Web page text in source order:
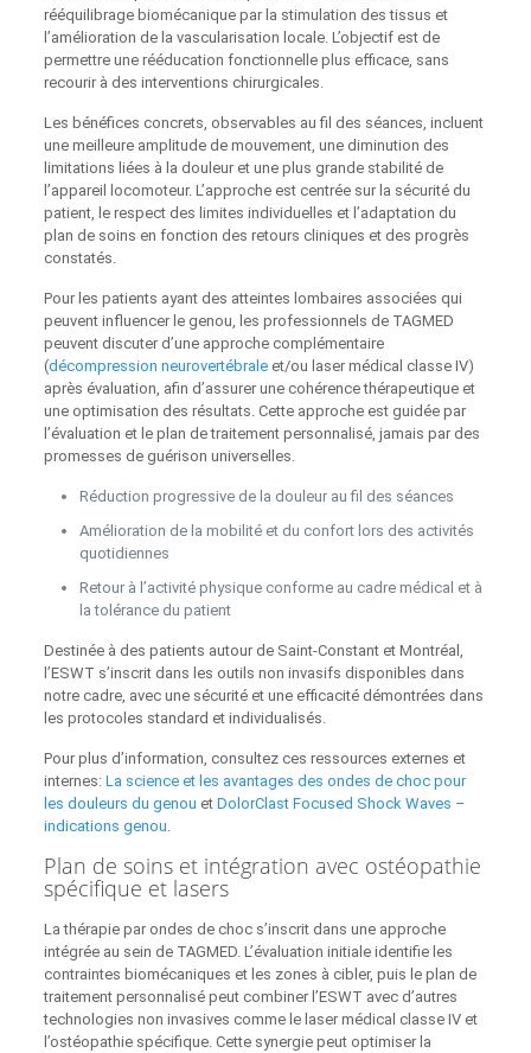
rééquilibrage biomécanique par la stimulation des tissus et
l’amélioration de la vascularisation locale. L’objectif est de
permettre une rééducation fonctionnelle plus efficace, sans
recourir à des interventions chirurgicales.
Les bénéfices concrets, observables au fil des séances, incluent
une meilleure amplitude de mouvement, une diminution des
limitations liées à la douleur et une plus grande stabilité de
l’appareil locomoteur. L’approche est centrée sur la sécurité du
patient, le respect des limites individuelles et l’adaptation du
plan de soins en fonction des retours cliniques et des progrès
constatés.
Pour les patients ayant des atteintes lombaires associées qui
peuvent influencer le genou, les professionnels de TAGMED
peuvent discuter d’une approche complémentaire
(décompression neurovertébraleet/ou laser médical classe IV)
après évaluation, afin d’assurer une cohérence thérapeutique et
une optimisation des résultats. Cette approche est guidée par
l’évaluation et le plan de traitement personnalisé, jamais par des
promesses de guérison universelles.
Réduction progressive de la douleur au fil des séances
Amélioration de la mobilité et du confort lors des activités
quotidiennes
Retour à l’activité physique conforme au cadre médical et à
la tolérance du patient
Destinée à des patients autour de Saint-Constant et Montréal,
l’ESWT s’inscrit dans les outils non invasifs disponibles dans
notre cadre, avec une sécurité et une efficacité démontrées dans
les protocoles standard et individualisés.
Pour plus d’information, consultez ces ressources externes et
internes: La science et les avantages des ondes de choc pour
les douleurs du genou et DolorClast Focused Shock Waves –
indications genou
Plan de soins et intégration avec ostéopathie
spécifique et lasers
La thérapie par ondes de choc s’inscrit dans une approche
intégrée au sein de TAGMED. L’évaluation initiale identifie les
contraintes biomécaniques et les zones à cibler, puis le plan de
traitement personnalisé peut combiner l’ESWT avec d’autres
technologies non invasives comme le laser médical classe IV et
l’ostéopathie spécifique. Cette synergie peut optimiser la